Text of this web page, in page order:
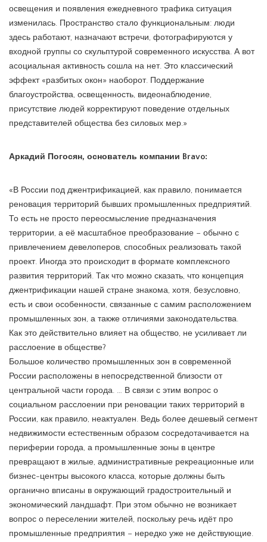
освещения и появления ежедневного трафика ситуация
изменилась. Пространство стало функциональным: люди
здесь работают, назначают встречи, фотографируются у
входной группы со скульптурой современного искусства. А вот
асоциальная активность сошла на нет. Это классический
эффект «разбитых окон» наоборот. Поддержание
благоустройства, освещенность, видеонаблюдение,
присутствие людей корректируют поведение отдельных
представителей общества без силовых мер.»
Аркадий Погосян, основатель компании Bravo:
«В России под джентрификацией, как правило, понимается
реновация территорий бывших промышленных предприятий.
То есть не просто переосмысление предназначения
территории, а её масштабное преобразование – обычно с
привлечением девелоперов, способных реализовать такой
проект. Иногда это происходит в формате комплексного
развития территорий. Так что можно сказать, что концепция
джентрификации нашей стране знакома, хотя, безусловно,
есть и свои особенности, связанные с самим расположением
промышленных зон, а также отличиями законодательства.
Как это действительно влияет на общество, не усиливает ли
расслоение в обществе?
Большое количество промышленных зон в современной
России расположены в непосредственной близости от
центральной части города. … В связи с этим вопрос о
социальном расслоении при реновации таких территорий в
России, как правило, неактуален. Ведь более дешевый сегмент
недвижимости естественным образом сосредотачивается на
периферии города, а промышленные зоны в центре
превращают в жилые, административные рекреационные или
бизнес-центры высокого класса, которые должны быть
органично вписаны в окружающий градостроительный и
экономический ландшафт. При этом обычно не возникает
вопрос о переселении жителей, поскольку речь идёт про
промышленные предприятия – нередко уже не действующие.